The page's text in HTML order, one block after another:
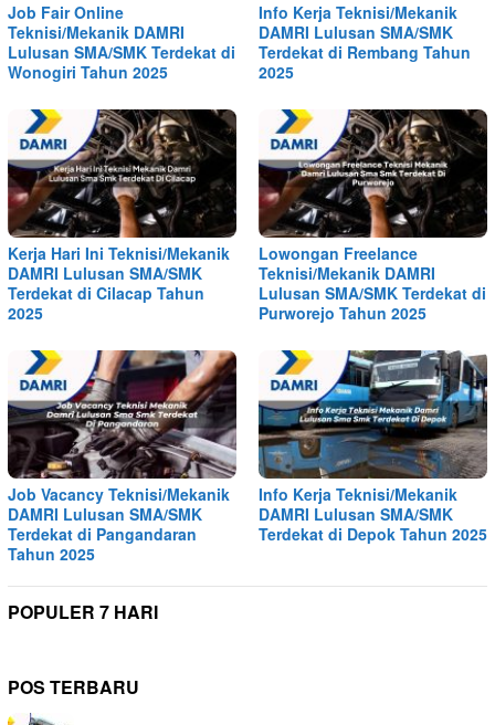
Job Fair Online
Teknisi/Mekanik DAMRI
Lulusan SMA/SMK Terdekat di
Wonogiri Tahun 2025
Info Kerja Teknisi/Mekanik
DAMRI Lulusan SMA/SMK
Terdekat di Rembang Tahun
2025
Kerja Hari Ini Teknisi/Mekanik
DAMRI Lulusan SMA/SMK
Terdekat di Cilacap Tahun
2025
Lowongan Freelance
Teknisi/Mekanik DAMRI
Lulusan SMA/SMK Terdekat di
Purworejo Tahun 2025
Job Vacancy Teknisi/Mekanik
DAMRI Lulusan SMA/SMK
Terdekat di Pangandaran
Tahun 2025
Info Kerja Teknisi/Mekanik
DAMRI Lulusan SMA/SMK
Terdekat di Depok Tahun 2025
POPULER 7 HARI
POS TERBARU